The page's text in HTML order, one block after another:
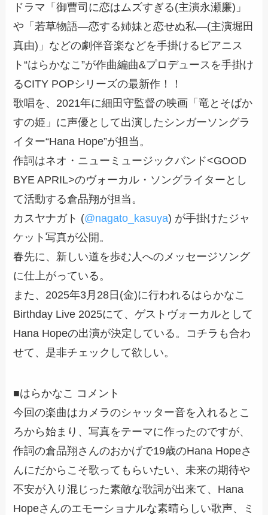
ドラマ「御曹司に恋はムズすぎる(主演永瀬廉)」
や「若草物語―恋する姉妹と恋せぬ私―(主演堀田
真由)」などの劇伴音楽などを手掛けるピアニス
ト“はらかなこ”が作曲編曲&プロデュースを手掛け
るCITY POPシリーズの最新作！！
歌唱を、2021年に細田守監督の映画「竜とそばか
すの姫」に声優として出演したシンガーソングラ
イター“Hana Hope”が担当。
作詞はネオ・ニューミュージックバンド<GOOD
BYE APRIL>のヴォーカル・ソングライターとし
て活動する倉品翔が担当。
カスヤナガト (@nagato_kasuya) が手掛けたジャ
ケット写真が公開。
春先に、新しい道を歩む人へのメッセージソング
に仕上がっている。
また、2025年3月28日(金)に行われるはらかなこ
Birthday Live 2025にて、ゲストヴォーカルとして
Hana Hopeの出演が決定している。コチラも合わ
せて、是非チェックして欲しい。
■はらかなこ コメント
今回の楽曲はカメラのシャッター音を入れるとこ
ろから始まり、写真をテーマに作ったのですが、
作詞の倉品翔さんのおかげで19歳のHana Hopeさ
んにだからこそ歌ってもらいたい、未来の期待や
不安が入り混じった素敵な歌詞が出来て、Hana
Hopeさんのエモーショナルな素晴らしい歌声、ミ